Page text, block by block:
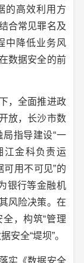
的高效利用方
合常见罪名及
中降低业务风
数据安全的前
，全面推进政
放，长沙市数
指导建设“一
江金科负责运
可用不可见”的
银行等金融机
风险决策。在
，构筑“管理
安全“堤坝”。